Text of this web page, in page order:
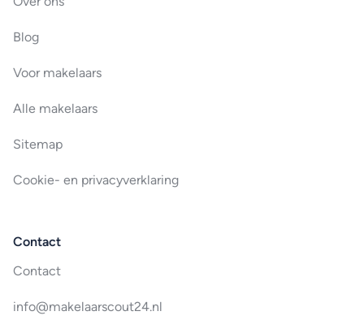
Blog
Voor makelaars
Alle makelaars
Sitemap
Cookie- en privacyverklaring
Contact
Contact
info@makelaarscout24.nl